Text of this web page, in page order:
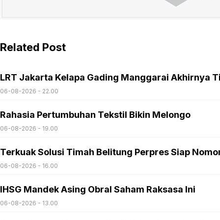
Related Post
LRT Jakarta Kelapa Gading Manggarai Akhirnya
06-08-2026 - 22.00
Rahasia Pertumbuhan Tekstil Bikin Melongo
06-08-2026 - 19.00
Terkuak Solusi Timah Belitung Perpres Siap
06-08-2026 - 16.00
IHSG Mandek Asing Obral Saham Raksasa Ini
06-08-2026 - 13.00